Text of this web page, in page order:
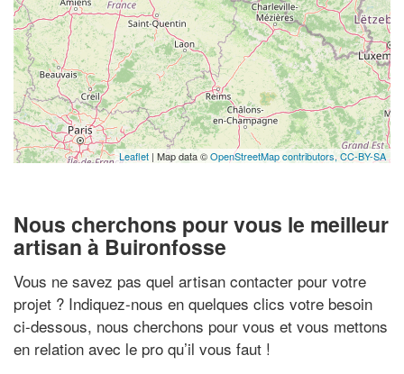
Leaflet | Map data ©OpenStreetMap contributors, CC-BY-SA
Nous cherchons pour vous le meilleur
artisan à Buironfosse
Vous ne savez pas quel artisan contacter pour votre
projet ? Indiquez-nous en quelques clics votre besoin
ci-dessous, nous cherchons pour vous et vous mettons
en relation avec le pro qu’il vous faut !